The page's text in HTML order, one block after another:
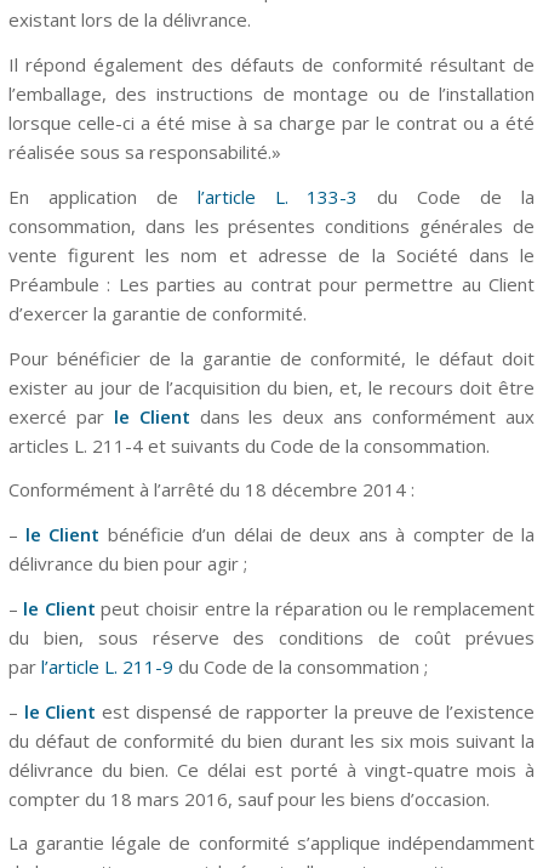
existant lors de la délivrance.
Il répond également des défauts de conformité résultant de
l’emballage, des instructions de montage ou de l’installation
lorsque celle-ci a été mise à sa charge par le contrat ou a été
réalisée sous sa responsabilité.»
En application de l’article L. 133-3du Code de la
consommation, dans les présentes conditions générales de
vente figurent les nom et adresse de la Société dans le
Préambule : Les parties au contratpour permettre au Client
d’exercer la garantie de conformité.
Pour bénéficier de la garantie de conformité, le défaut doit
exister au jour de l’acquisition du bien, et, le recours doit être
exercé par le Client dans les deux ans conformément aux
articles L. 211-4 et suivants du Code de la consommation.
Conformément à l’arrêté du 18 décembre 2014:
– le Client bénéficie d’un délai de deux ans à compter de la
délivrance du bien pour agir ;
– le Client peut choisir entre la réparation ou le remplacement
du bien, sous réserve des conditions de coût prévues
par l’article L. 211-9 du Code de la consommation ;
– le Client est dispensé de rapporter la preuve de l’existence
du défaut de conformité du bien durant les six mois suivant la
délivrance du bien. Ce délai est porté à vingt-quatre mois à
compter du 18 mars 2016, sauf pour les biens d’occasion.
La garantie légale de conformité s’applique indépendamment